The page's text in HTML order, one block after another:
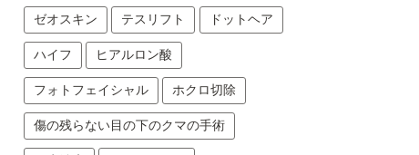
ゼオスキン テスリフト ドットヘア
ハイフ ヒアルロン酸
フォトフェイシャル ホクロ切除
傷の残らない目の下のクマの手術